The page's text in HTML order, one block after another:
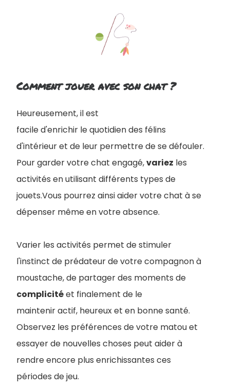
Comment jouer avec son chat ?
Heureusement, il est
facile d'enrichir le quotidien des félins
d'intérieur et de leur permettre de se défouler.
Pour garder votre chat engagé,variez les
activités en utilisant différents types de
jouets.Vous pourrez ainsi aider votre chat à se
dépenser même en votre absence.
Varier les activités permet de stimuler
l'instinct de prédateur de votre compagnon à
moustache, de partager des moments de
complicitéet finalement de le
maintenir actif, heureux et en bonne santé.
Observez les préférences de votre matou et
essayer de nouvelles choses peut aider à
rendre encore plus enrichissantes ces
périodes de jeu.